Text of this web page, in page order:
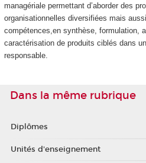
managériale permettant d’aborder des
organisationnelles diversifiées mais
compétences,en synthèse, formulation,
caractérisation de produits ciblés dans
responsable.
Dans la même rubrique
Diplômes
Unités d'enseignement